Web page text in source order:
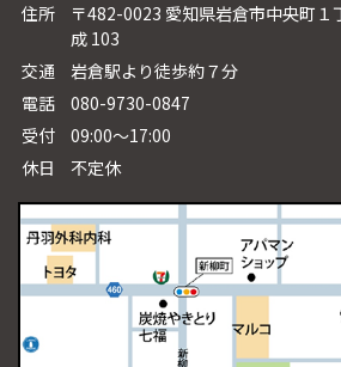
住所
〒482-0023 愛知県岩倉市中央町１
成 103
交通
岩倉駅より徒歩約７分
電話
080-9730-0847
受付
09:00～17:00
休日
不定休